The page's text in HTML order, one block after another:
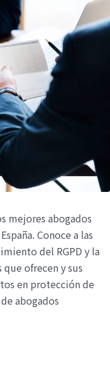
mejores abogados
Conoce a las
del RGPD y la
que ofrecen y sus
en protección de
abogados